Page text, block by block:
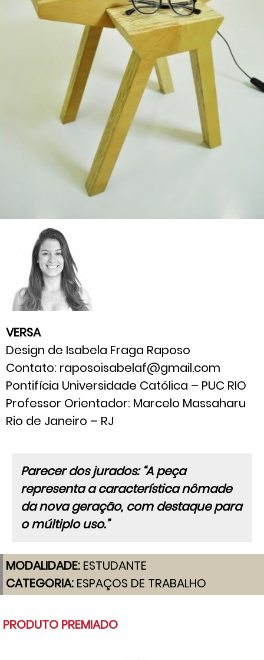
VERSA
Design de Isabela Fraga Raposo
Contato: raposoisabelaf@gmail.com
Pontifícia Universidade Católica – PUC RIO
Professor Orientador: Marcelo Massaharu
Rio de Janeiro – RJ
Parecer dos jurados: “A peça
representa a característica nômade
da nova geração, com destaque para
o múltiplo uso.”
MODALIDADE: ESTUDANTE
CATEGORIA: ESPAÇOS DE TRABALHO
PRODUTO PREMIADO